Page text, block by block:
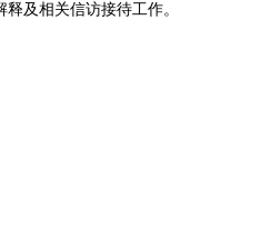
及相关信访接待工作。